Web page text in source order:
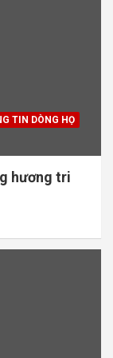
TIN DÒNG HỌ
hương tri